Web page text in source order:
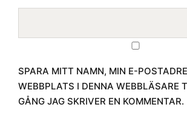
SPARA MITT NAMN, MIN E-
WEBBPLATS I DENNA WEBBLÄSARE
GÅNG JAG SKRIVER EN KOMMENTAR.